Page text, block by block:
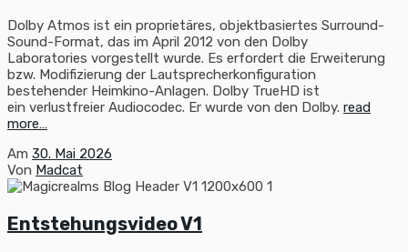
Dolby Atmos ist ein proprietäres, objektbasiertes Surround-
Sound-Format, das im April 2012 von den Dolby
Laboratories vorgestellt wurde. Es erfordert die Erweiterung
bzw. Modifizierung der Lautsprecherkonfiguration
bestehender Heimkino-Anlagen. Dolby TrueHD ist
ein verlustfreier Audiocodec. Er wurde von den Dolby. read
more…
Am 30. Mai 2026
Von Madcat
Entstehungsvideo V1